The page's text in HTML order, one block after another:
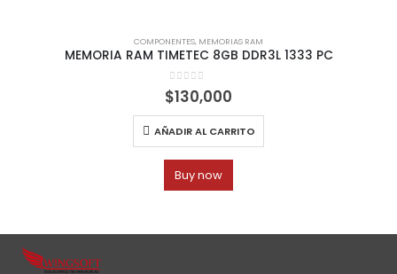
COMPONENTES, MEMORIAS RAM
MEMORIA RAM TIMETEC 8GB DDR3L 1333 PC
0out of 5
$130,000
AÑADIR AL CARRITO
Buy now